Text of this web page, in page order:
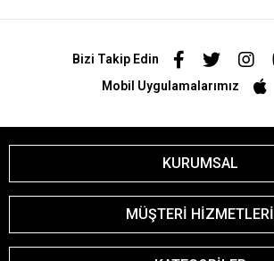
Bizi Takip Edin
Mobil Uygulamalarımız
KURUMSAL
MÜŞTERİ HİZMETLERİ